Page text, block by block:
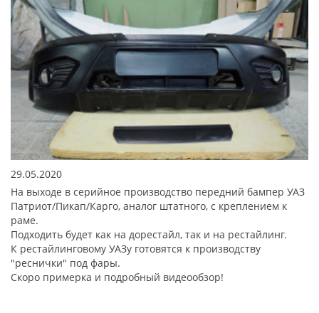
29.05.2020
На выходе в серийное производство передний бампер УАЗ
Патриот/Пикап/Карго, аналог штатного, с креплением к
раме.
Подходить будет как на дорестайл, так и на рестайлинг.
К рестайлинговому УАЗу готовятся к производству
"реснички" под фары.
Скоро примерка и подробный видеообзор!